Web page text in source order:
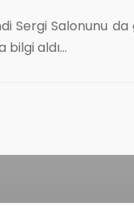
Sergi Salonunu
bilgi aldı…